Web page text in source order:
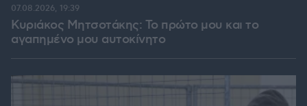
Κυριάκος Μητσοτάκης: Το πρώτο μου και το
αγαπημένο μου αυτοκίνητο
07.08.2026, 19:39